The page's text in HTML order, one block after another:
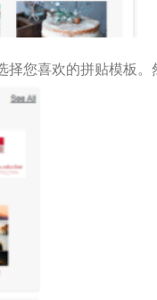
您喜欢的拼贴模板。